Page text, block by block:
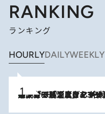
RANKING
ランキング
HOURLYDAILYWEEKLY
2026.8.7
メントールやエタノールは不使用。ピジョンより、マイルドな冷感成分で肌温度をマイナス3℃まで下げる「ごきげんクール ひんやりアクアミスト」を3名様にプレゼント